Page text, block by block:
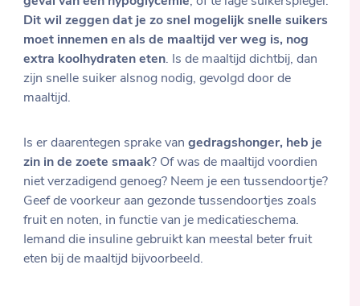
Dit wil zeggen dat je zo snel mogelijk snelle suikers
moet innemen en als de maaltijd ver weg is, nog
extra koolhydraten eten. Is de maaltijd dichtbij, dan
zijn snelle suiker alsnog nodig, gevolgd door de
maaltijd.
Is er daarentegen sprake vangedragshonger, heb je
zin in de zoete smaak? Of was de maaltijd voordien
niet verzadigend genoeg? Neem je een tussendoortje?
Geef de voorkeur aan gezonde tussendoortjes zoals
fruit en noten, in functie van je medicatieschema.
Iemand die insuline gebruikt kan meestal beter fruit
eten bij de maaltijd bijvoorbeeld.